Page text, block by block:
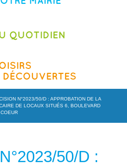
N°2023/50/D : APPROBATION DE LA
DE LOCAUX SITUÉS 6, BOULEVARD
50/D :